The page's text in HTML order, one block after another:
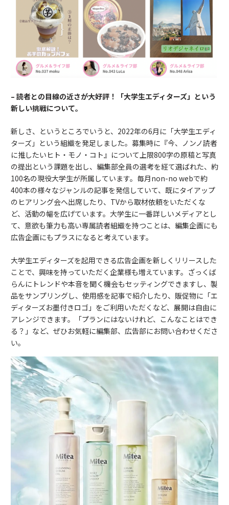
– 読者との目線の近さが大好評！「大学生エディターズ」という
新しい挑戦について。
新しさ、というところでいうと、2022年の6月に「大学生エディ
ターズ」という組織を発足しました。募集時に『今、ノンノ読者
に推したいヒト・モノ・コト』について上限800字の原稿と写真
の提出という課題を出し、編集部全員の選考を経て選ばれた、約
100名の現役大学生が所属しています。毎月non-no webで約
400本の様々なジャンルの記事を発信していて、既にタイアップ
のヒアリング会へ出席したり、TVから取材依頼をいただくな
ど、活動の幅を広げています。大学生に一番詳しいメディアとし
て、意欲も筆力も高い専属読者組織を持つことは、編集企画にも
広告企画にもプラスになると考えています。
大学生エディターズを起用できる広告企画を新しくリリースした
ことで、興味を持っていただく企業様も増えています。ざっくば
らんにトレンドや本音を聞く機会もセッティングできますし、製
品をサンプリングし、使用感を記事で紹介したり、販促物に「エ
ディターズお墨付きロゴ」をご利用いただくなど、展開は自由に
アレンジできます。「プランにはないけれど、こんなことはでき
る？」など、ぜひお気軽に編集部、広告部にお問い合わせくださ
い。